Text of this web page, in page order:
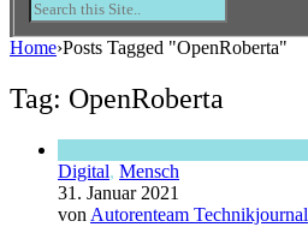
Home›Posts Tagged "OpenRoberta"
Tag: OpenRoberta
Digital, Mensch
31. Januar 2021
von Autorenteam Technikjournal